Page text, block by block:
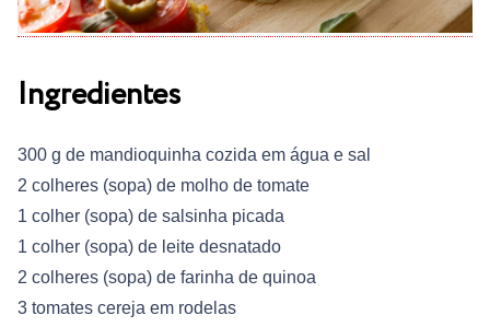
Ingredientes
300 g de mandioquinha cozida em água e sal
2 colheres (sopa) de molho de tomate
1 colher (sopa) de salsinha picada
1 colher (sopa) de leite desnatado
2 colheres (sopa) de farinha de quinoa
3 tomates cereja em rodelas